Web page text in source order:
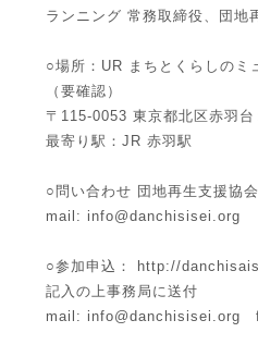
ランニング 常務取締役、団地
○場所：UR まちとくらしのミ
（要確認）
〒115-0053 東京都北区赤羽
最寄り駅：JR 赤羽駅
○問い合わせ 団地再生支援協
mail: info@danchisisei.org
○参加申込： http://
記入の上事務局に送付
mail: info@danchisisei.org